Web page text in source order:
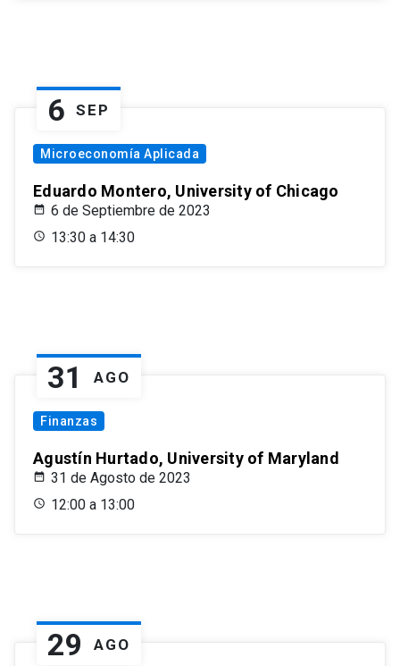
6 SEP
Microeconomía Aplicada
Eduardo Montero, University of Chicago
6 de Septiembre de 2023
13:30 a 14:30
31 AGO
Finanzas
Agustín Hurtado, University of Maryland
31 de Agosto de 2023
12:00 a 13:00
29 AGO